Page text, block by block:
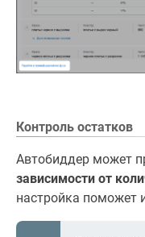
Контроль остатков
Автобиддер может
зависимости от
настройка поможет